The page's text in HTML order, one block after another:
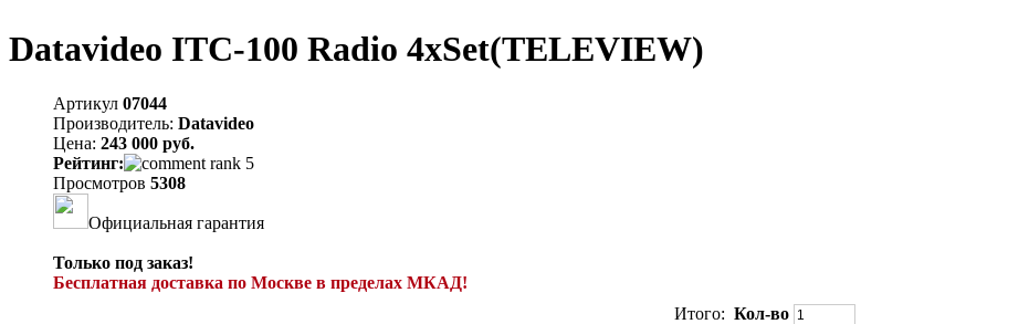
Datavideo ITC-100 Radio 4xSet(TELEVIEW)
Артикул 07044
Производитель: Datavideo
Цена: 243 000 руб.
Рейтинг:
Просмотров 5308
Официальная гарантия
Только под заказ!
Бесплатная доставка по Москве в пределах МКАД!
Итого: Кол-во